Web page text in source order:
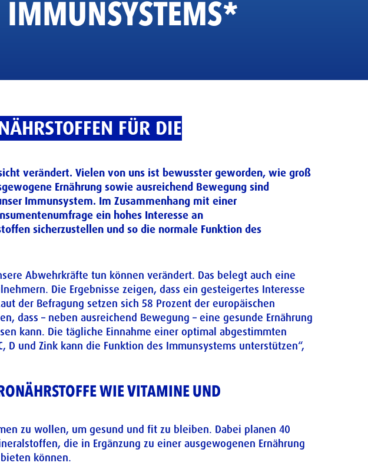
IMMUNSYSTEMS*
FÜR DIE
verändert. Vielen von uns ist bewusster geworden, wie groß
Ernährung sowie ausreichend Bewegung sind
Immunsystem. Im Zusammenhang mit einer
ein hohes Interesse an
sicherzustellen und so die normale Funktion des
Abwehrkräfte tun können verändert. Das belegt auch eine
Die Ergebnisse zeigen, dass ein gesteigertes Interesse
der Befragung setzen sich 58 Prozent der europäischen
dass – neben ausreichend Bewegung – eine gesunde Ernährung
kann. Die tägliche Einnahme einer optimal abgestimmten
und Zink kann die Funktion des Immunsystems unterstützen“,
WIE VITAMINE UND
zu wollen, um gesund und fit zu bleiben. Dabei planen 40
die in Ergänzung zu einer ausgewogenen Ernährung
können.